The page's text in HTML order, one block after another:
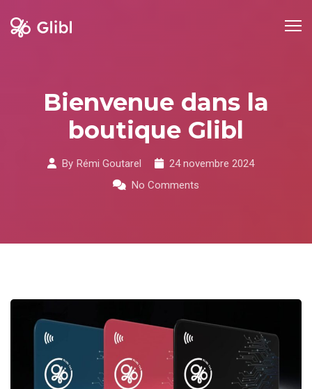
Bienvenue dans la
boutique Glibl
By Rémi Goutarel
24 novembre 2024
No Comments